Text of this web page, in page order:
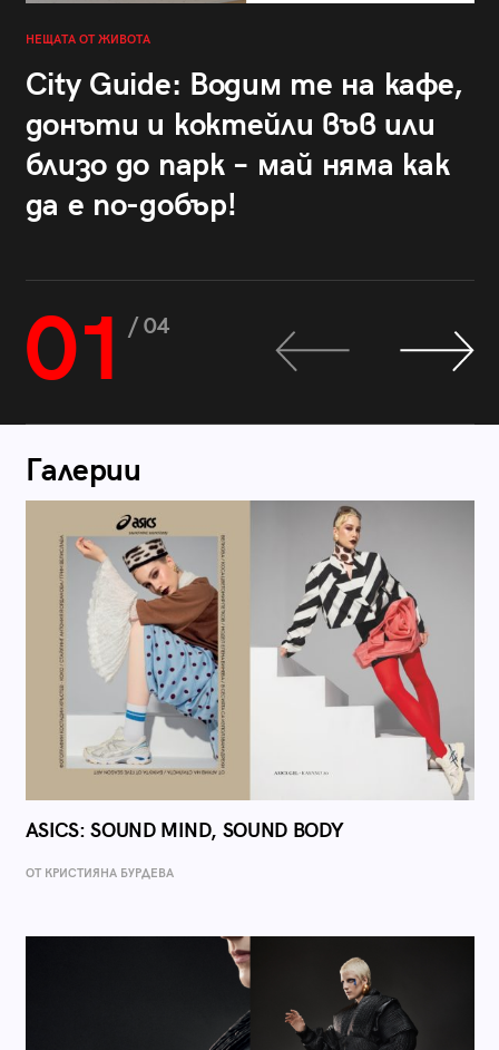
НЕЩАТА ОТ ЖИВОТА
City Guide: Водим те на кафе,
донъти и коктейли във или
близо до парк – май няма как
да е по-добър!
01 / 04
Галерии
ASICS: SOUND MIND, SOUND BODY
ОТ КРИСТИЯНА БУРДЕВА